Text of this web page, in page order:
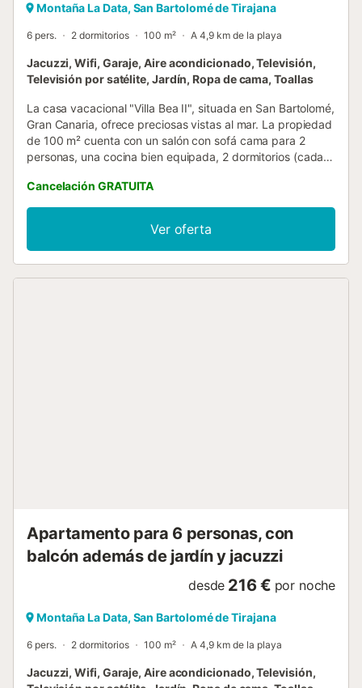
Montaña La Data, San Bartolomé de Tirajana
6 pers. 2 dormitorios 100 m² A 4,9 km de la playa
Jacuzzi, Wifi, Garaje, Aire acondicionado, Televisión,
Televisión por satélite, Jardín, Ropa de cama, Toallas
La casa vacacional "Villa Bea II", situada en San Bartolomé,
Gran Canaria, ofrece preciosas vistas al mar. La propiedad
de 100 m² cuenta con un salón con sofá cama para 2
personas, una cocina bien equipada, 2 dormitorios (cada
hasta 6 huéspedes. Dispone de Wi-Fi de alta velocidad
(apto para videoconferencias), aire acondicionado en el
salón, calefacción, lavadora, secadora, televisión por
satélite y Smart TV con servicios de streaming, incluido
Netflix gratuito. Se aceptan niños, y hay cuna y trona
Cancelación GRATUITA
Ver oferta
Apartamento para 6 personas, con
balcón además de jardín y jacuzzi
desde 216 € por noche
Montaña La Data, San Bartolomé de Tirajana
6 pers. 2 dormitorios 100 m² A 4,9 km de la playa
Jacuzzi, Wifi, Garaje, Aire acondicionado, Televisión,